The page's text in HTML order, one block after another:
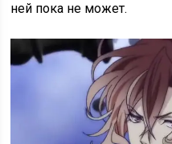
ней пока не может.